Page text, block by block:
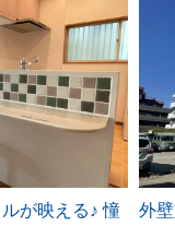
が映える♪ 憧
外